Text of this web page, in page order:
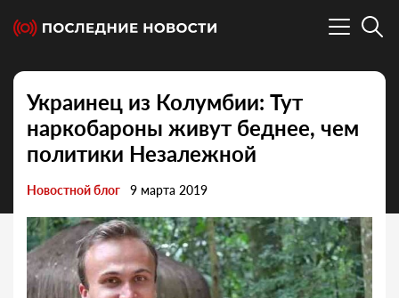
Украинец из Колумбии: Тут
наркобароны живут беднее, чем
политики Незалежной
Новостной блог 9 марта 2019